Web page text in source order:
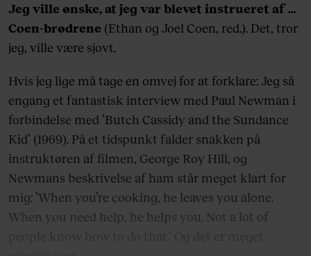
Jeg ville ønske, at jeg var blevet instrueret af …
Coen-brødrene (Ethan og Joel Coen, red.). Det, tror
jeg, ville være sjovt.
Hvis jeg lige må tage en omvej for at forklare: Jeg så
engang et fantastisk interview med Paul Newman i
forbindelse med ’Butch Cassidy and the Sundance
Kid’ (1969). På et tidspunkt falder snakken på
instruktøren af filmen, George Roy Hill, og
Newmans beskrivelse af ham står meget klart for
mig: ’When you’re cooking, he leaves you alone.
When you need help, he helps you. Not a lot of